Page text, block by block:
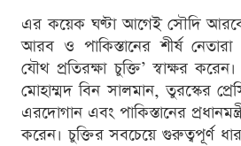
এর কয়েক ঘণ্টা আগেই সৌদি
আরব ও পাকিস্তানের শীর্ষ
যৌথ প্রতিরক্ষা চুক্তি’ স্বাক্ষর
মোহাম্মদ বিন সালমান, তুরস্কের
এরদোগান এবং পাকিস্তানের
করেন। চুক্তির সবচেয়ে গুরুত্বপূর্ণ